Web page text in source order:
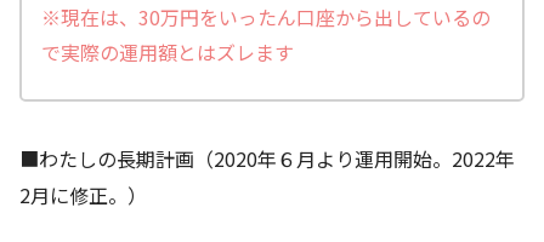
※現在は、30万円をいったん口座から出しているの
で実際の運用額とはズレます
■わたしの長期計画（2020年６月より運用開始。2022年
2月に修正。）